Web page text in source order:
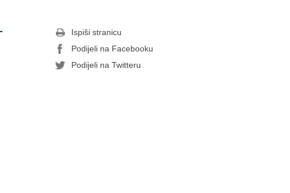
Ispiši stranicu
Podijeli na Facebooku
Podijeli na Twitteru